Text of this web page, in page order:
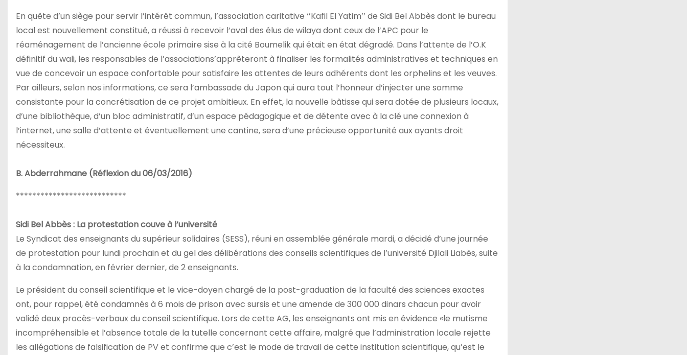
En quête d’un siège pour servir l’intérêt commun, l’association caritative ‘’Kafil El Yatim’’ de Sidi Bel Abbès dont le bureau
local est nouvellement constitué, a réussi à recevoir l’aval des élus de wilaya dont ceux de l’APC pour le
réaménagement de l’ancienne école primaire sise à la cité Boumelik qui était en état dégradé. Dans l’attente de l’O.K
définitif du wali, les responsables de l’associations’apprêteront à finaliser les formalités administratives et techniques en
vue de concevoir un espace confortable pour satisfaire les attentes de leurs adhérents dont les orphelins et les veuves.
Par ailleurs, selon nos informations, ce sera l’ambassade du Japon qui aura tout l’honneur d’injecter une somme
consistante pour la concrétisation de ce projet ambitieux. En effet, la nouvelle bâtisse qui sera dotée de plusieurs locaux,
d’une bibliothèque, d’un bloc administratif, d’un espace pédagogique et de détente avec à la clé une connexion à
l’internet, une salle d’attente et éventuellement une cantine, sera d’une précieuse opportunité aux ayants droit
nécessiteux.
B. Abderrahmane (Réflexion du 06/03/2016)
***************************
Sidi Bel Abbès : La protestation couve à l’université
Le Syndicat des enseignants du supérieur solidaires (SESS), réuni en assemblée générale mardi, a décidé d’une journée
de protestation pour lundi prochain et du gel des délibérations des conseils scientifiques de l’université Djilali Liabès, suite
à la condamnation, en février dernier, de 2 enseignants.
Le président du conseil scientifique et le vice-doyen chargé de la post-graduation de la faculté des sciences exactes
ont, pour rappel, été condamnés à 6 mois de prison avec sursis et une amende de 300 000 dinars chacun pour avoir
validé deux procès-verbaux du conseil scientifique. Lors de cette AG, les enseignants ont mis en évidence «le mutisme
incompréhensible et l’absence totale de la tutelle concernant cette affaire, malgré que l’administration locale rejette
les allégations de falsification de PV et confirme que c’est le mode de travail de cette institution scientifique, qu’est le